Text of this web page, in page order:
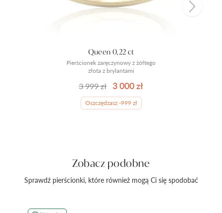
Pierścionek zaręczynowy z żółtego
złota z brylantami
Queen 0,22 ct
3 999 zł 3 000 zł
Oszczędzasz -999 zł
Zobacz podobne
Sprawdź pierścionki, które również mogą Ci się spodobać